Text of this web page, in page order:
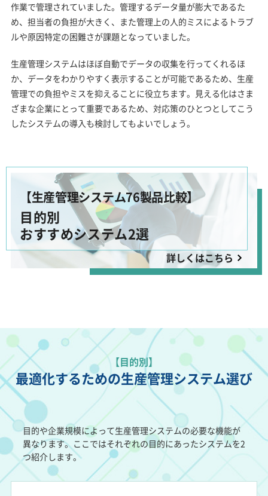
作業で管理されていました。管理するデータ量が膨大であるた
め、担当者の負担が大きく、また管理上の人的ミスによるトラブ
ルや原因特定の困難さが課題となっていました。
生産管理システムはほぼ自動でデータの収集を行ってくれるほ
か、データをわかりやすく表示することが可能であるため、生産
管理での負担やミスを抑えることに役立ちます。見える化はさま
ざまな企業にとって重要であるため、対応策のひとつとしてこう
したシステムの導入も検討してもよいでしょう。
【生産管理システム76製品比較】
目的別
おすすめシステム2選
詳しくはこちら
【目的別】
最適化するための生産管理システム選び
目的や企業規模によって生産管理システムの必要な機能が
異なります。ここではそれぞれの目的にあったシステムを2
つ紹介します。